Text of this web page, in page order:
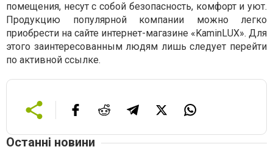
помещения, несут с собой безопасность, комфорт и уют.
Продукцию популярной компании можно легко
приобрести на сайте интернет-магазине «KaminLUX». Для
этого заинтересованным людям лишь следует перейти
по активной ссылке.
Останні новини